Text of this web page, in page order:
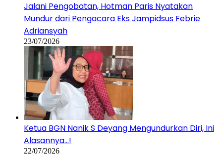
Jalani Pengobatan, Hotman Paris Nyatakan
Mundur dari Pengacara Eks Jampidsus Febrie
Adriansyah
23/07/2026
Ketua BGN Nanik S Deyang Mengundurkan Diri, Ini
Alasannya…!
22/07/2026